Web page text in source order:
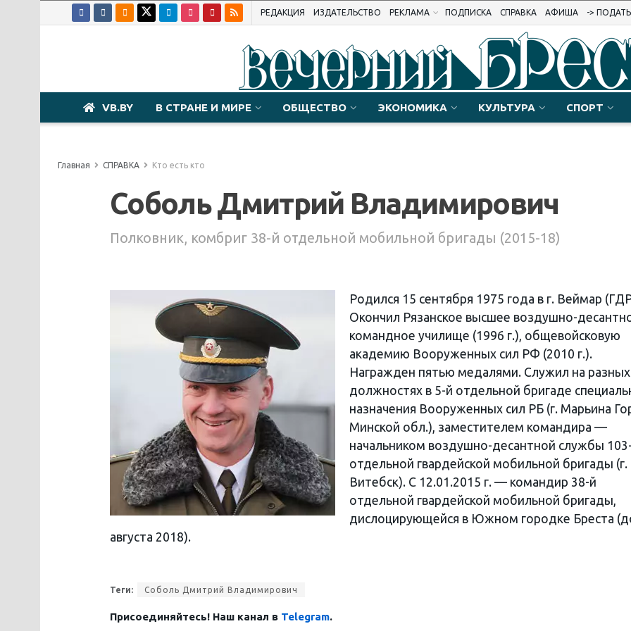
РЕДАКЦИЯ ИЗДАТЕЛЬСТВО РЕКЛАМА ПОДПИСКА СПРАВКА АФИША ->
VB.BY В СТРАНЕ И МИРЕ ОБЩЕСТВО ЭКОНОМИКА КУЛЬТУРА СПОРТ
Главная СПРАВКА Кто есть кто
Соболь Дмитрий Владимирович
Полковник, комбриг 38-й отдельной мобильной бригады (2015-18)
Родился 15 сентября 1975 года в г. Веймар
Окончил Рязанское высшее воздушно-
командное училище (1996 г.), общевойсковую
академию Вооруженных сил РФ (2010 г.).
Награжден пятью медалями. Служил на разных
должностях в 5-й отдельной бригаде
назначения Вооруженных сил РБ (г. Марьина
Минской обл.), заместителем командира —
начальником воздушно-десантной службы
отдельной гвардейской мобильной бригады (г.
Витебск). С 12.01.2015 г. — командир 38-й
отдельной гвардейской мобильной бригады,
дислоцирующейся в Южном городке Бреста
августа 2018).
Теги: Соболь Дмитрий Владимирович
Присоединяйтесь! Наш канал в Telegram.